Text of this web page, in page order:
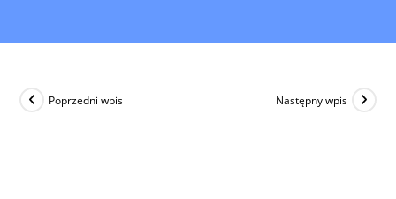
Poprzedni wpis Następny wpis